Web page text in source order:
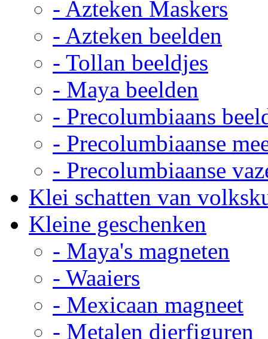
- Azteken Maskers
- Azteken beelden
- Tollan beeldjes
- Maya beelden
- Precolumbiaans
- Precolumbiaanse
- Precolumbiaanse
Klei schatten van
Kleine geschenken
- Maya's magneten
- Waaiers
- Mexicaan magneet
- Metalen dierfiguren